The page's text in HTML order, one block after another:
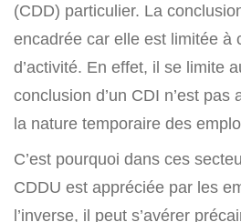
(CDD) particulier. La
encadrée car elle est limitée à
d’activité. En effet, il se limite
conclusion d’un CDI n’est
la nature temporaire des
C’est pourquoi dans ces
CDDU est appréciée par les
l’inverse, il peut s’avérer